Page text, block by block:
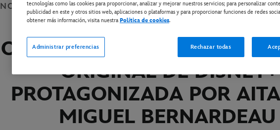
NOTICIAS DISNEY+
YA DISPONIBLE EL
OFICIAL DE “LA ÚLTIMA”, LA
ORIGINAL DE DISNEY+
PROTAGONIZADA POR
MIGUEL BERNARDEAU
tecnologías como las cookies para proporcionar, analizar y mejorar nuestros servicios; para personalizar
publicidad en este y otros sitios web, aplicaciones o plataformas y para proporcionar funciones de redes
obtener más información, visita nuestra Política de cookies.
Administrar preferencias Rechazar todas